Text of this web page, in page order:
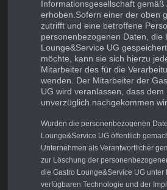
Informationsgesellschaft gemäß
erhoben.Sofern einer der oben
zutrifft und eine betroffene
personenbezogenen Daten, die
Lounge&Service UG
möchte, kann sie sich hierzu
Mitarbeiter des für die
wenden. Der Mitarbeiter der
UG wird veranlassen, dass dem
unverzüglich nachgekommen
Wurden die personenbezogenen
Lounge&Service UG öffentlich
Unternehmen als Verantwortlicher
zur Löschung der
die Gastro Lounge&Service UG
verfügbaren Technologie und der